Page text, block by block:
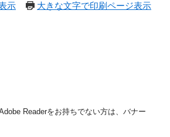
示 大きな文字で印刷ページ表示
Readerをお持ちでない方は、バナー